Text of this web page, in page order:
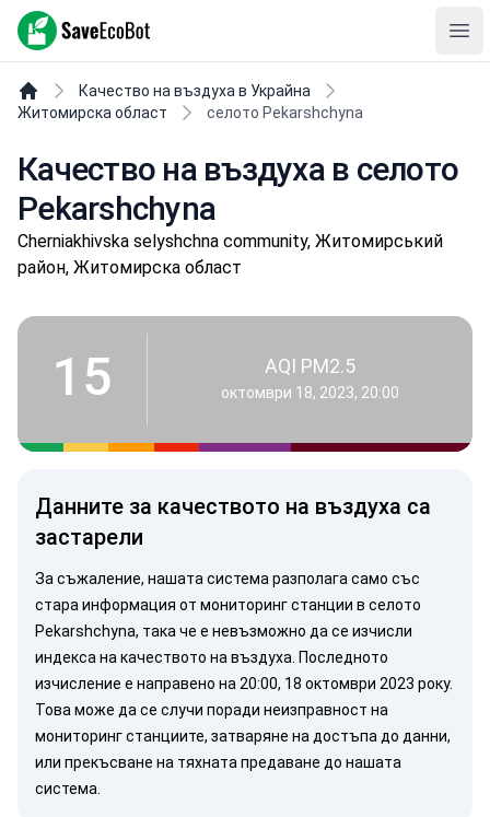
SaveEcoBot
Качество на въздуха в Украйна
Житомирска област
селото Pekarshchyna
Качество на въздуха в селото
Pekarshchyna
Cherniakhivska selyshchna community, Житомирський
район, Житомирска област
15 AQI PM2.5
октомври 18, 2023, 20:00
Данните за качеството на въздуха са
застарели
За съжаление, нашата система разполага само със
стара информация от мониторинг станции в селото
Pekarshchyna, така че е невъзможно да се изчисли
индекса на качеството на въздуха. Последното
изчисление е направено на 20:00, 18 октомври 2023 року.
Това може да се случи поради неизправност на
мониторинг станциите, затваряне на достъпа до данни,
или прекъсване на тяхната предаване до нашата
система.